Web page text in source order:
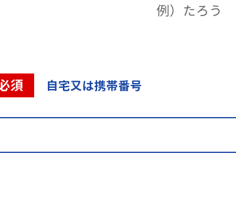
例）たろう
須 自宅又は携帯番号